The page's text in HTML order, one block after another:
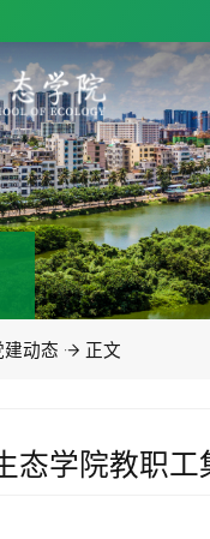
建动态 正文
态学院教职